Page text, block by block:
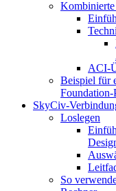
ACI-
Beispiel für
Foundation-
SkyCiv-
Loslegen
So